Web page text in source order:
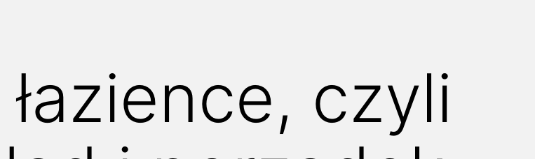
czyli